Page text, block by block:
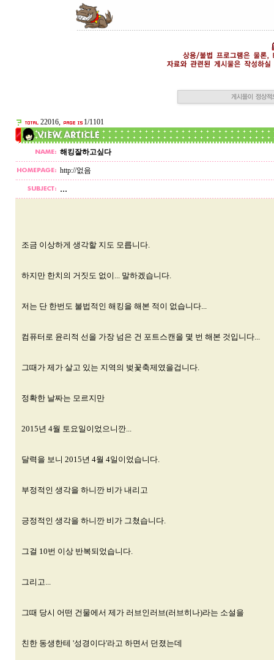
22016, 1/1101
해킹잘하고싶다
http://없음
...
조금 이상하게 생각할 지도 모릅니다.
하지만 한치의 거짓도 없이... 말하겠습니다.
저는 단 한번도 불법적인 해킹을 해본 적이 없습니다...
컴퓨터로 윤리적 선을 가장 넘은 건 포트스캔을 몇 번 해본 것입니다...
그때가 제가 살고 있는 지역의 벚꽃축제였을겁니다.
정확한 날짜는 모르지만
2015년 4월 토요일이었으니깐...
달력을 보니 2015년 4월 4일이었습니다.
부정적인 생각을 하니깐 비가 내리고
긍정적인 생각을 하니깐 비가 그쳤습니다.
그걸 10번 이상 반복되었습니다.
그리고...
그때 당시 어떤 건물에서 제가 러브인러브(러브히나)라는 소설을
친한 동생한테 '성경이다'라고 하면서 던졌는데